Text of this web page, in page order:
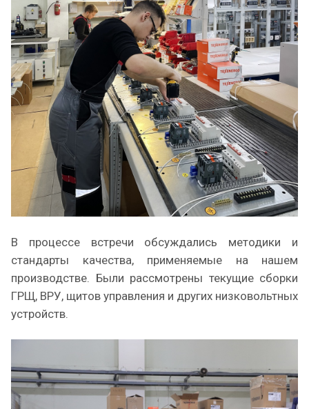
В процессе встречи обсуждались методики и
стандарты качества, применяемые на нашем
производстве. Были рассмотрены текущие сборки
ГРЩ, ВРУ, щитов управления и других низковольтных
устройств.